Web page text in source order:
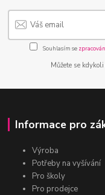
Souhlasím se
Můžete se
Informace pro
Výroba
Potřeby na vyšívání
Pro školy
Pro prodejce